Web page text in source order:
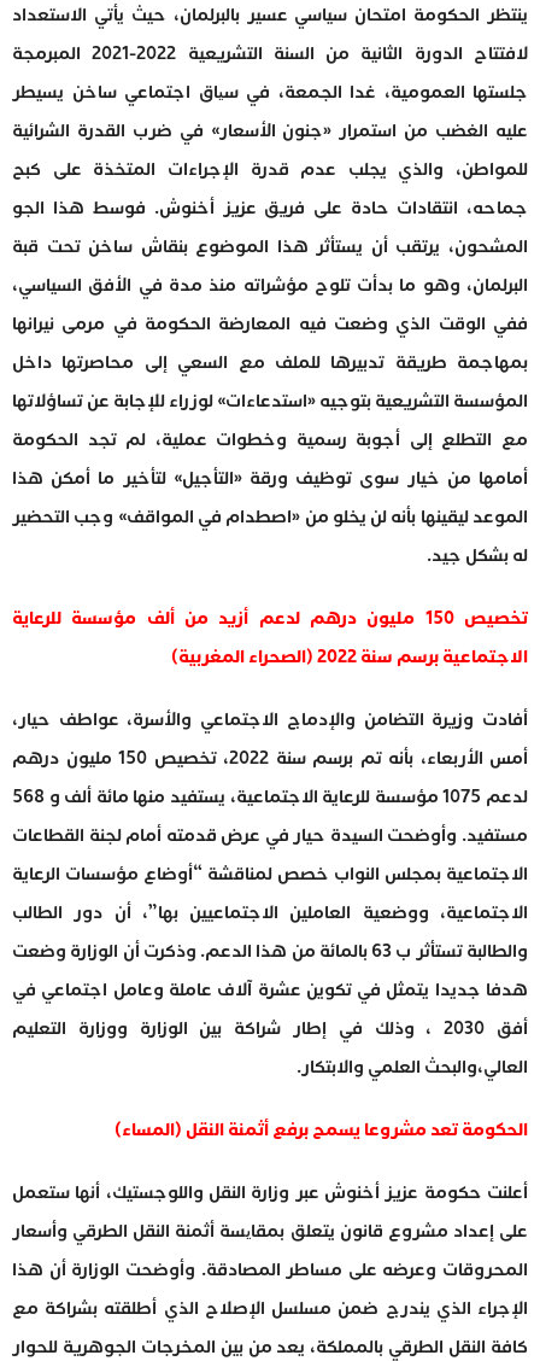
ينتظر الحكومة امتحان سياسي عسير بالبرلمان، حيث يأتي الاستعداد
لافتتاح الدورة الثانية من السنة التشريعية 2022-2021 المبرمجة
جلستها العمومية، غدا الجمعة، في سیاق اجتماعي ساخن يسيطر
عليه الغضب من استمرار «جنون الأسعار» في ضرب القدرة الشرائية
للمواطن، والذي يجلب عدم قدرة الإجراءات المتخذة على كبح
جماحه، انتقادات حادة على فريق عزيز أخنوش. فوسط هذا الجو
المشحون، يرتقب أن يستأثر هذا الموضوع بنقاش ساخن تحت قبة
البرلمان، وهو ما بدأت تلوح مؤشراته منذ مدة في الأفق السياسي،
ففي الوقت الذي وضعت فيه المعارضة الحكومة في مرمى نيرانها
بمهاجمة طريقة تدبيرها للملف مع السعي إلى محاصرتها داخل
المؤسسة التشريعية بتوجيه «استدعاءات» لوزراء للإجابة عن تساؤلاتها
مع التطلع إلى أجوبة رسمية وخطوات عملية، لم تجد الحكومة
أمامها من خيار سوى توظيف ورقة «التأجيل» لتأخير ما أمكن هذا
الموعد ليقينها بأنه لن يخلو من «اصطدام في المواقف» وجب التحضير
له بشكل جيد.
تخصيص 150 مليون درهم لدعم أزيد من ألف مؤسسة للرعاية
الاجتماعية برسم سنة 2022 (الصحراء المغربية)
أفادت وزيرة التضامن والإدماج الاجتماعي والأسرة، عواطف حيار،
أمس الأربعاء، بأنه تم برسم سنة 2022، تخصيص 150 مليون درهم
لدعم 1075 مؤسسة للرعاية الاجتماعية، يستفيد منها مائة ألف و 568
مستفيد. وأوضحت السيدة حيار في عرض قدمته أمام لجنة القطاعات
الاجتماعية بمجلس النواب خصص لمناقشة “أوضاع مؤسسات الرعاية
الاجتماعية، ووضعية العاملين الاجتماعيين بها”، أن دور الطالب
والطالبة تستأثر ب 63 بالمائة من هذا الدعم. وذكرت أن الوزارة وضعت
هدفا جديدا يتمثل في تكوين عشرة آلاف عاملة وعامل اجتماعي في
أفق 2030 ، وذلك في إطار شراكة بين الوزارة ووزارة التعليم
العالي،والبحث العلمي والابتكار.
الحكومة تعد مشروعا يسمح برفع أثمنة النقل (المساء)
أعلنت حكومة عزيز أخنوش عبر وزارة النقل واللوجستيك، أنها ستعمل
على إعداد مشروع قانون يتعلق بمقایسة أثمنة النقل الطرقي وأسعار
المحروقات وعرضه على مساطر المصادقة. وأوضحت الوزارة أن هذا
الإجراء الذي يندرج ضمن مسلسل الإصلاح الذي أطلقته بشراكة مع
كافة النقل الطرقي بالمملكة، يعد من بين المخرجات الجوهرية للحوار